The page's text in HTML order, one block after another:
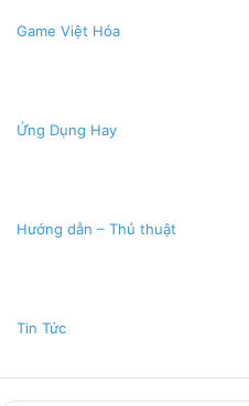
Game Việt Hóa
Ứng Dụng Hay
Hướng dẫn – Thủ thuật
Tin Tức